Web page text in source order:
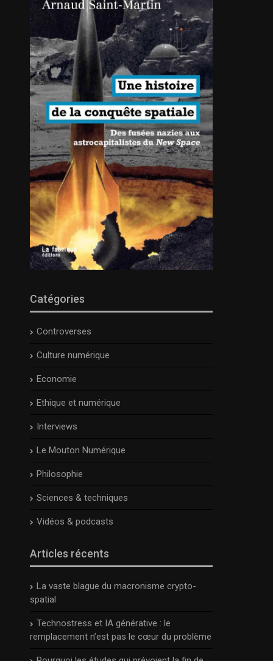
Catégories
Controverses
Culture numérique
Economie
Ethique et numérique
Interviews
Le Mouton Numérique
Philosophie
Sciences & techniques
Vidéos & podcasts
Articles récents
La vaste blague du macronisme crypto-
spatial
Technostress et IA générative : le
remplacement n’est pas le cœur du problème